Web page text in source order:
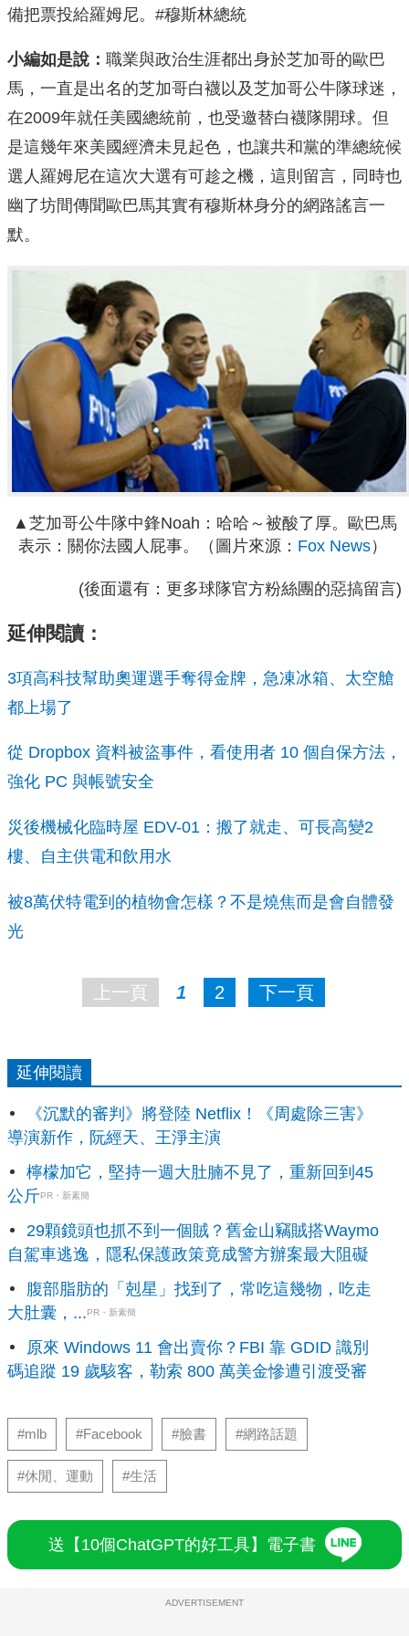
備把票投給羅姆尼。#穆斯林總統
小編如是說： 職業與政治生涯都出身於芝加哥的歐巴
馬，一直是出名的芝加哥白襪以及芝加哥公牛隊球迷，
在2009年就任美國總統前，也受邀替白襪隊開球。但
是這幾年來美國經濟未見起色，也讓共和黨的準總統候
選人羅姆尼在這次大選有可趁之機，這則留言，同時也
幽了坊間傳聞歐巴馬其實有穆斯林身分的網路謠言一
默。
▲芝加哥公牛隊中鋒Noah：哈哈～被酸了厚。歐巴馬
表示：關你法國人屁事。（圖片來源： Fox News）
(後面還有：更多球隊官方粉絲團的惡搞留言)
延伸閱讀：
3項高科技幫助奧運選手奪得金牌，急凍冰箱、太空艙
都上場了
從 Dropbox 資料被盜事件，看使用者 10 個自保方法，
強化 PC 與帳號安全
災後機械化臨時屋 EDV-01：搬了就走、可長高變2
樓、自主供電和飲用水
被8萬伏特電到的植物會怎樣？不是燒焦而是會自體發
光
上一頁 1 2 下一頁
延伸閱讀
《沉默的審判》將登陸 Netflix！《周處除三害》
導演新作，阮經天、王淨主演
檸檬加它，堅持一週大肚腩不見了，重新回到45
公斤PR・新素簡
29顆鏡頭也抓不到一個賊？舊金山竊賊搭Waymo
自駕車逃逸，隱私保護政策竟成警方辦案最大阻礙
腹部脂肪的「剋星」找到了，常吃這幾物，吃走
大肚囊，...PR・新素簡
原來 Windows 11 會出賣你？FBI 靠 GDID 識別
碼追蹤 19 歲駭客，勒索 800 萬美金慘遭引渡受審
#mlb #Facebook #臉書 #網路話題
#休閒、運動 #生活
送【10個ChatGPT的好工具】電子書
ADVERTISEMENT